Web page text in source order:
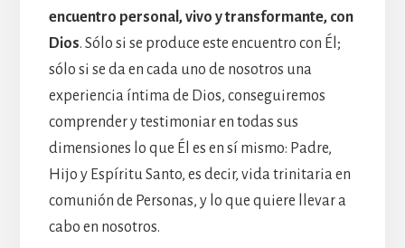
encuentro personal, vivo y transformante, con
Dios. Sólo si se produce este encuentro con Él;
sólo si se da en cada uno de nosotros una
experiencia íntima de Dios, conseguiremos
comprender y testimoniar en todas sus
dimensiones lo que Él es en sí mismo: Padre,
Hijo y Espíritu Santo, es decir, vida trinitaria en
comunión de Personas, y lo que quiere llevar a
cabo en nosotros.